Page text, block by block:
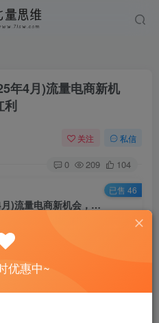
年4月)流量电商新机
利
关注 私信
0 209 104
小红书笔记带货课(更新25年4月)流量电商新机会，抓住小红书的流量红利
已售 46
优惠中~